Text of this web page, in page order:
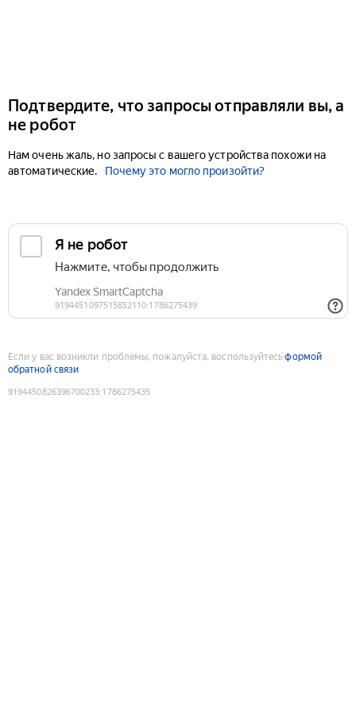
Подтвердите, что запросы отправляли вы, а
не робот
Нам очень жаль, но запросы с вашего устройства похожи на
автоматические.
Почему это могло произойти?
Если у вас возникли проблемы, пожалуйста, воспользуйтесьформой
обратной связи
9194450826396700233:1786275435